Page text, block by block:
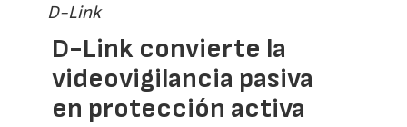
D-Link
D-Link convierte la
videovigilancia pasiva
en protección activa